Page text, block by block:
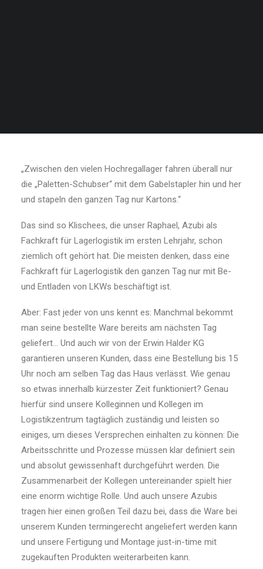
„Zwischen den vielen Hochregallager fahren überall nur
die „Paletten-Schubser“ mit dem Gabelstapler hin und her
und stapeln den ganzen Tag nur Kartons.“
Das sind so Klischees, die unser Raphael, Azubi als
Fachkraft für Lagerlogistik im ersten Lehrjahr, schon
ziemlich oft gehört hat. Die meisten denken, dass eine
Fachkraft für Lagerlogistik den ganzen Tag nur mit Be-
und Entladen von LKWs beschäftigt ist.
Aber: Fast jeder von uns kennt es: Manchmal bekommt
man seine bestellte Ware bereits am nächsten Tag
geliefert… Und auch wir von der Erwin Halder KG
garantieren unseren Kunden, dass eine Bestellung bis 15
Uhr noch am selben Tag das Haus verlässt. Wie genau
so etwas innerhalb kürzester Zeit funktioniert? Genau
hierfür sind unsere Kolleginnen und Kollegen im
Logistikzentrum tagtäglich zuständig und leisten so
einiges, um dieses Versprechen einhalten zu können: Die
Arbeitsschritte und Prozesse müssen klar definiert sein
und absolut gewissenhaft durchgeführt werden. Die
Zusammenarbeit der Kollegen untereinander spielt hier
eine enorm wichtige Rolle. Und auch unsere Azubis
tragen hier einen großen Teil dazu bei, dass die Ware bei
unserem Kunden termingerecht angeliefert werden kann
und unsere Fertigung und Montage just-in-time mit
zugekauften Produkten weiterarbeiten kann.